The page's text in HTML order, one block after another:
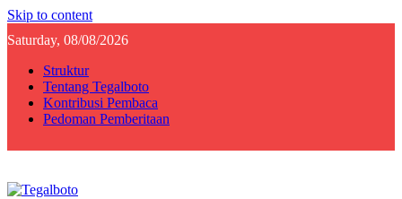
Skip to content
Saturday, 08/08/2026
Struktur
Tentang Tegalboto
Kontribusi Pembaca
Pedoman Pemberitaan